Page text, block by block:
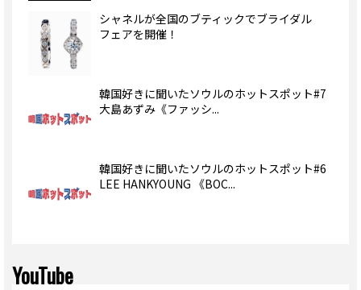
シャネルが全国のブティックでブライダル
フェアを開催！
韓国好きに聞いたソウルのホットスポット#7
大島あずみ《ファッシ...
韓国好きに聞いたソウルのホットスポット#6
LEE HANKYOUNG 《BOC...
YouTube